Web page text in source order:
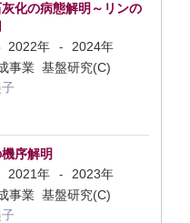
化の病態解明～リンの
2022年 -
2024年
事業 基盤研究(C)
序解明
2021年 -
2023年
事業 基盤研究(C)